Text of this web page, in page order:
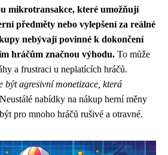
mikrotransakce, které umožňují
předměty nebo vylepšení za reálné
nebývají povinné k dokončení
hráčům značnou výhodu. To může
a frustraci u neplatících hráčů.
být agresivní monetizace, která
Neustálé nabídky na nákup herní měny
pro mnoho hráčů rušivé a otravné.